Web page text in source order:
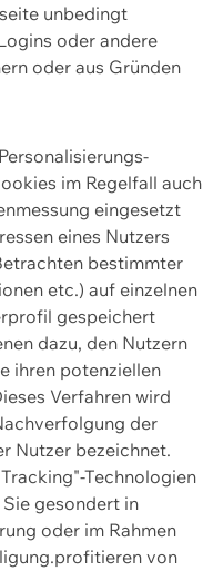
unbedingt
oder andere
oder aus Gründen
im Regelfall auch
eingesetzt
eines Nutzers
bestimmter
etc.) auf einzelnen
gespeichert
dazu, den Nutzern
ihren potenziellen
Verfahren wird
der
Nutzer bezeichnet.
Technologien
gesondert in
oder im Rahmen
von